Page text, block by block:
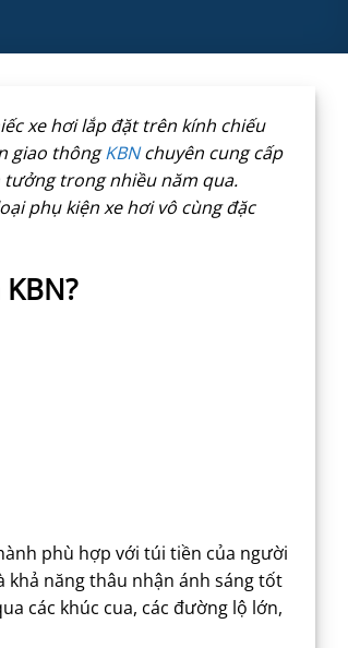
xe hơi lắp đặt trên kính chiếu
giao thôngKBNchuyên cung cấp
tưởng trong nhiều năm qua.
phụ kiện xe hơi vô cùng đặc
phù hợp với túi tiền của người
khả năng thâu nhận ánh sáng tốt
các khúc cua, các đường lộ lớn,